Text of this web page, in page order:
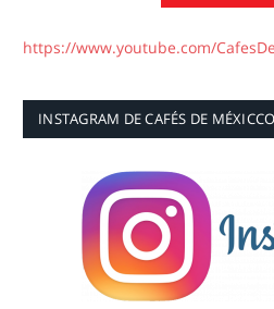
https://www.youtube.com/
INSTAGRAM DE CAFÉS DE MÉXICCO